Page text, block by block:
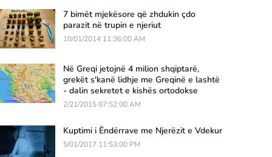
7 bimët mjekësore që zhdukin çdo
parazit në trupin e njeriut
10/01/2014 11:36:00 AM
Në Greqi jetojnë 4 milion shqiptarë,
grekët s'kanë lidhje me Greqinë e lashtë
- dalin sekretet e kishës ortodokse
2/21/2015 07:52:00 AM
Kuptimi i Ëndërrave me Njerëzit e Vdekur
5/01/2017 11:53:00 PM